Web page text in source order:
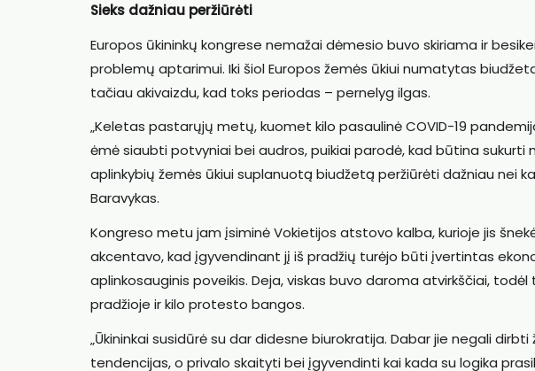
Sieks dažniau peržiūrėti
Europos ūkininkų kongrese nemažai dėmesio buvo skiriama ir
problemų aptarimui. Iki šiol Europos žemės ūkiui numatytas
tačiau akivaizdu, kad toks periodas – pernelyg ilgas.
„Keletas pastarųjų metų, kuomet kilo pasaulinė COVID-19
ėmė siaubti potvyniai bei audros, puikiai parodė, kad būtina
aplinkybių žemės ūkiui suplanuotą biudžetą peržiūrėti dažniau nei
Baravykas.
Kongreso metu jam įsiminė Vokietijos atstovo kalba, kurioje jis
akcentavo, kad įgyvendinant jį iš pradžių turėjo būti įvertintas
aplinkosauginis poveikis. Deja, viskas buvo daroma atvirkščiai,
pradžioje ir kilo protesto bangos.
„Ūkininkai susidūrė su dar didesne biurokratija. Dabar jie negali
tendencijas, o privalo skaityti bei įgyvendinti kai kada su logika